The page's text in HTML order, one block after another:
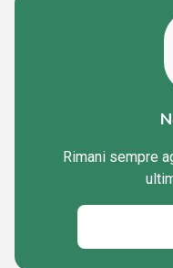
Rimani sempre